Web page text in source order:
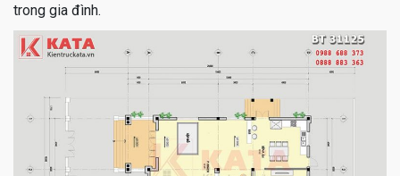
trong gia đình.